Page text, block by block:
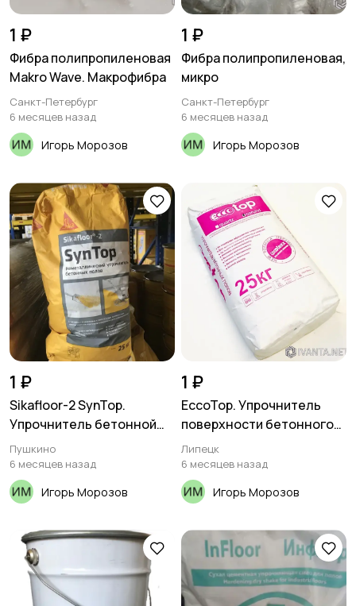
1 ₽
Фибра полипропиленовая
Makro Wave. Макрофибра
Санкт-Петербург
6 месяцев назад
Игорь Морозов
1 ₽
Фибра полипропиленовая,
микро
Санкт-Петербург
6 месяцев назад
Игорь Морозов
1 ₽
Sikafloor-2 SynTop.
Упрочнитель бетонной
поверхности
Пушкино
6 месяцев назад
Игорь Морозов
1 ₽
EccoTop. Упрочнитель
поверхности бетонного
пола с микрофиброй
Липецк
6 месяцев назад
Игорь Морозов